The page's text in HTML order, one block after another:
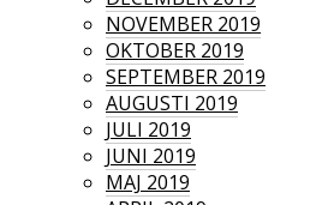
NOVEMBER 2019
OKTOBER 2019
SEPTEMBER 2019
AUGUSTI 2019
JULI 2019
JUNI 2019
MAJ 2019